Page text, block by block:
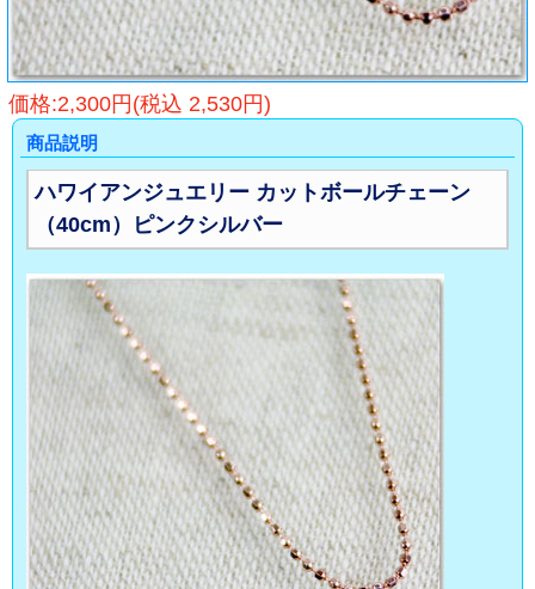
価格:2,300円(税込 2,530円)
商品説明
ハワイアンジュエリー カットボールチェーン
（40cm）ピンクシルバー